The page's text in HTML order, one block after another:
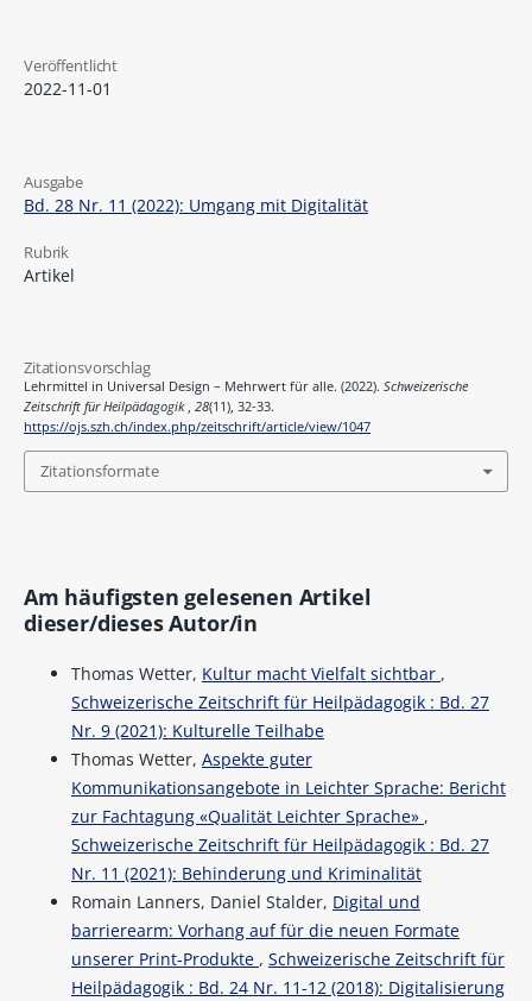
Veröffentlicht
2022-11-01
Ausgabe
Bd. 28 Nr. 11 (2022): Umgang mit Digitalität
Rubrik
Artikel
Zitationsvorschlag
Lehrmittel in Universal Design – Mehrwert für alle. (2022). Schweizerische
Zeitschrift für Heilpädagogik , 28(11), 32-33.
https://ojs.szh.ch/index.php/zeitschrift/article/view/1047
Zitationsformate
Am häufigsten gelesenen Artikel
dieser/dieses Autor/in
Thomas Wetter, Kultur macht Vielfalt sichtbar ,
Schweizerische Zeitschrift für Heilpädagogik : Bd. 27
Nr. 9 (2021): Kulturelle Teilhabe
Thomas Wetter, Aspekte guter
Kommunikationsangebote in Leichter Sprache: Bericht
zur Fachtagung «Qualität Leichter Sprache» ,
Schweizerische Zeitschrift für Heilpädagogik : Bd. 27
Nr. 11 (2021): Behinderung und Kriminalität
Romain Lanners, Daniel Stalder, Digital und
barrierearm: Vorhang auf für die neuen Formate
unserer Print-Produkte , Schweizerische Zeitschrift für
Heilpädagogik : Bd. 24 Nr. 11-12 (2018): Digitalisierung